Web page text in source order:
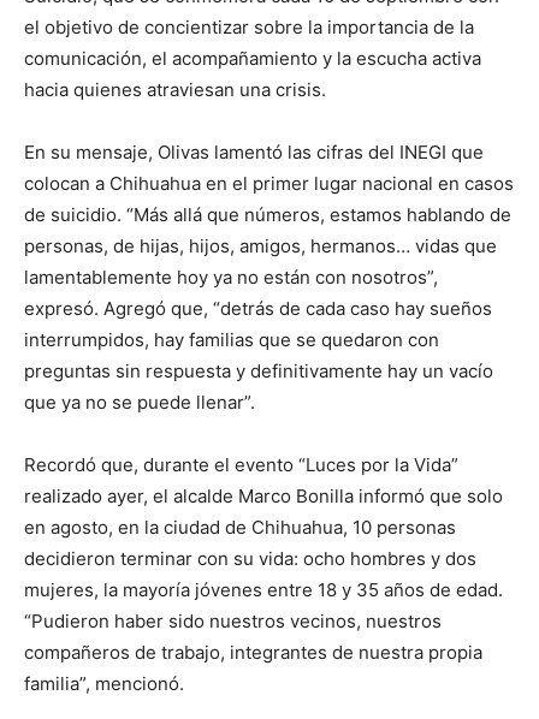
el objetivo de concientizar sobre la importancia de la
comunicación, el acompañamiento y la escucha activa
hacia quienes atraviesan una crisis.
En su mensaje, Olivas lamentó las cifras del INEGI que
colocan a Chihuahua en el primer lugar nacional en casos
de suicidio. “Más allá que números, estamos hablando de
personas, de hijas, hijos, amigos, hermanos… vidas que
lamentablemente hoy ya no están con nosotros”,
expresó. Agregó que, “detrás de cada caso hay sueños
interrumpidos, hay familias que se quedaron con
preguntas sin respuesta y definitivamente hay un vacío
que ya no se puede llenar”.
Recordó que, durante el evento “Luces por la Vida”
realizado ayer, el alcalde Marco Bonilla informó que solo
en agosto, en la ciudad de Chihuahua, 10 personas
decidieron terminar con su vida: ocho hombres y dos
mujeres, la mayoría jóvenes entre 18 y 35 años de edad.
“Pudieron haber sido nuestros vecinos, nuestros
compañeros de trabajo, integrantes de nuestra propia
familia”, mencionó.